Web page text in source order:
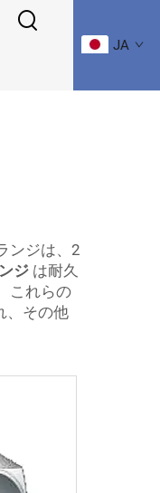
JA
ンジは、2
ジ は耐久
これらの
、その他